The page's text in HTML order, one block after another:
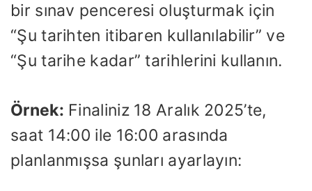
bir sınav penceresi oluşturmak için
“Şu tarihten itibaren kullanılabilir” ve
“Şu tarihe kadar” tarihlerini kullanın.
Örnek: Finaliniz 18 Aralık 2025’te,
saat 14:00 ile 16:00 arasında
planlanmışsa şunları ayarlayın: